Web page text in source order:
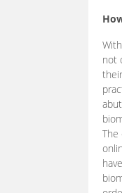
not
The